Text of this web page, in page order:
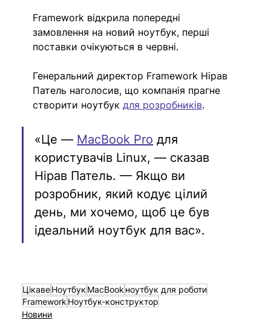
Framework відкрила попередні
замовлення на новий ноутбук, перші
поставки очікуються в червні.
Генеральний директор Framework Нірав
Патель наголосив, що компанія прагне
створити ноутбук для розробників.
«Це — MacBook Pro для
користувачів Linux, — сказав
Нірав Патель. — Якщо ви
розробник, який кодує цілий
день, ми хочемо, щоб це був
ідеальний ноутбук для вас».
ЦікавеНоутбук MacBook ноутбук для роботи
Framework Ноутбук-конструктор
Новини